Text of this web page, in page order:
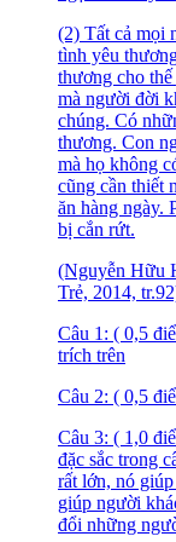
(2) Tất cả mọi
tình yêu
thương cho
mà người đời
chúng. Có
thương. Con
mà họ không
cũng cần thiết
ăn hàng ngày.
bị cắn rứt.
(Nguyễn Hữu
Trẻ, 2014,
Câu 1: ( 0,5
trích trên
Câu 2: ( 0,5
Câu 3: ( 1,0
đặc sắc trong
rất lớn, nó
giúp người
đổi những